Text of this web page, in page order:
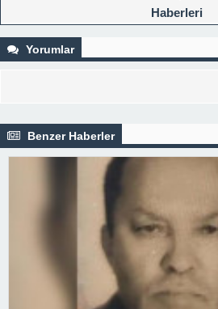
Haberleri
Yorumlar
Benzer Haberler